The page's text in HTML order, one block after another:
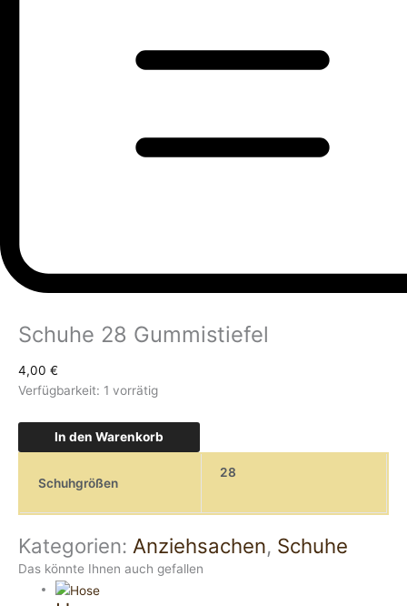
Schuhe 28 Gummistiefel
4,00 €
Verfügbarkeit: 1 vorrätig
In den Warenkorb
Schuhgrößen
28
Kategorien: Anziehsachen, Schuhe
Das könnte Ihnen auch gefallen